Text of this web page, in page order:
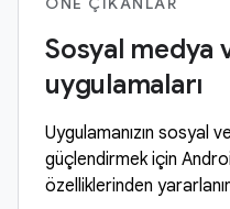
Sosyal medya
uygulamaları
Uygulamanızın sosyal
güçlendirmek için
özelliklerinden